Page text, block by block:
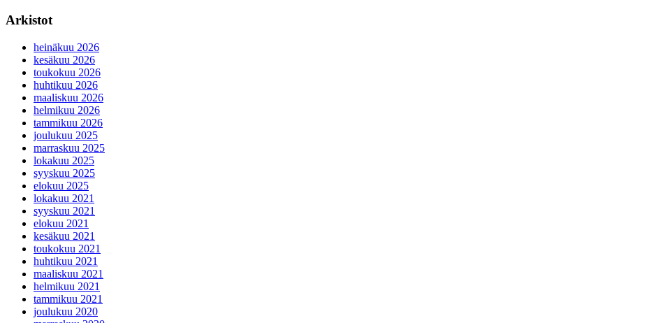
Arkistot
heinäkuu 2026
kesäkuu 2026
toukokuu 2026
huhtikuu 2026
maaliskuu 2026
helmikuu 2026
tammikuu 2026
joulukuu 2025
marraskuu 2025
lokakuu 2025
syyskuu 2025
elokuu 2025
lokakuu 2021
syyskuu 2021
elokuu 2021
kesäkuu 2021
toukokuu 2021
huhtikuu 2021
maaliskuu 2021
helmikuu 2021
tammikuu 2021
joulukuu 2020